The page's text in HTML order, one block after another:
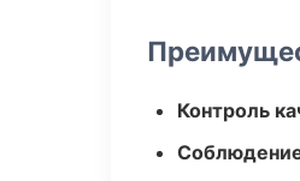
Контроль